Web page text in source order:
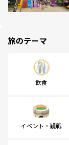
旅のテーマ
飲食
イベント・観戦